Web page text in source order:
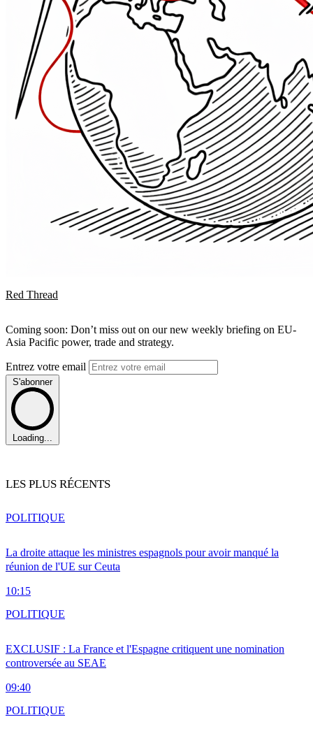
Red Thread
Coming soon: Don’t miss out on our new weekly briefing on EU-
Asia Pacific power, trade and strategy.
Entrez votre email
S'abonner
Loading...
LES PLUS RÉCENTS
La droite attaque les ministres espagnols pour avoir manqué la
réunion de l'UE sur Ceuta
10:15
POLITIQUE
EXCLUSIF : La France et l'Espagne critiquent une nomination
controversée au SEAE
09:40
POLITIQUE
POLITIQUE